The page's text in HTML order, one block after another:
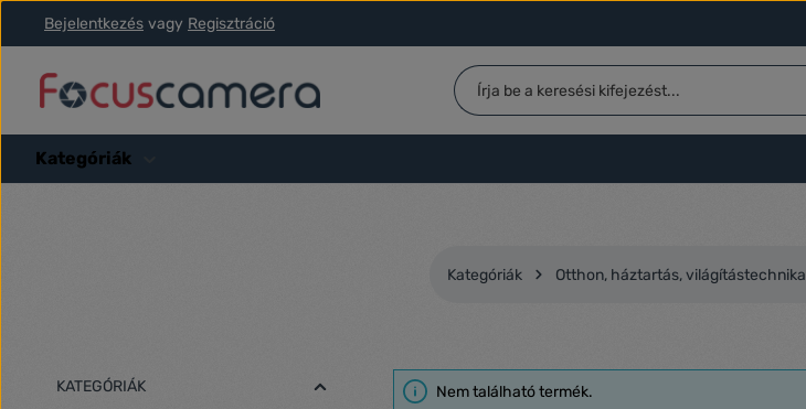
a fő tartalomra
Ugrás a kereséshez
Ugrás a fő navigációhoz
Bejelentkezés vagy Regisztráció
Kategóriák
Kategóriák Otthon, háztartás, világítástechnika
KATEGÓRIÁK Nem található termék.